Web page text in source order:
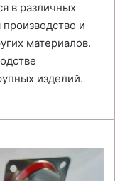
в различных
и
материалов.
изделий.